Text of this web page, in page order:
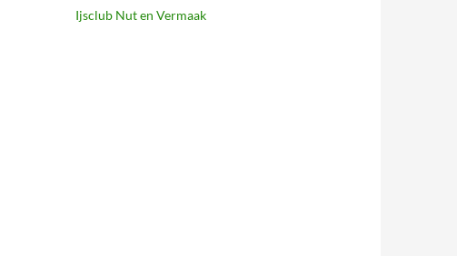
Ijsclub Nut en Vermaak